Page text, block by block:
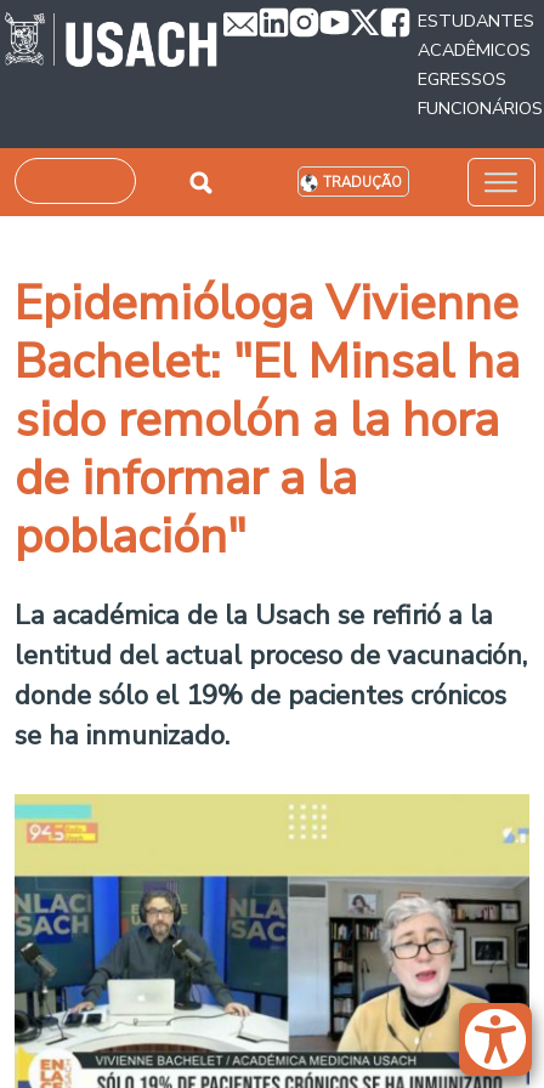
Passar para o conteúdo principal
ESTUDANTES
ACADÊMICOS
EGRESSOS
FUNCIONÁRIOS
Pesquisar TRADUÇÃO
Epidemióloga Vivienne
Bachelet: "El Minsal ha
sido remolón a la hora
de informar a la
población"
La académica de la Usach se refirió a la
lentitud del actual proceso de vacunación,
donde sólo el 19% de pacientes crónicos
se ha inmunizado.